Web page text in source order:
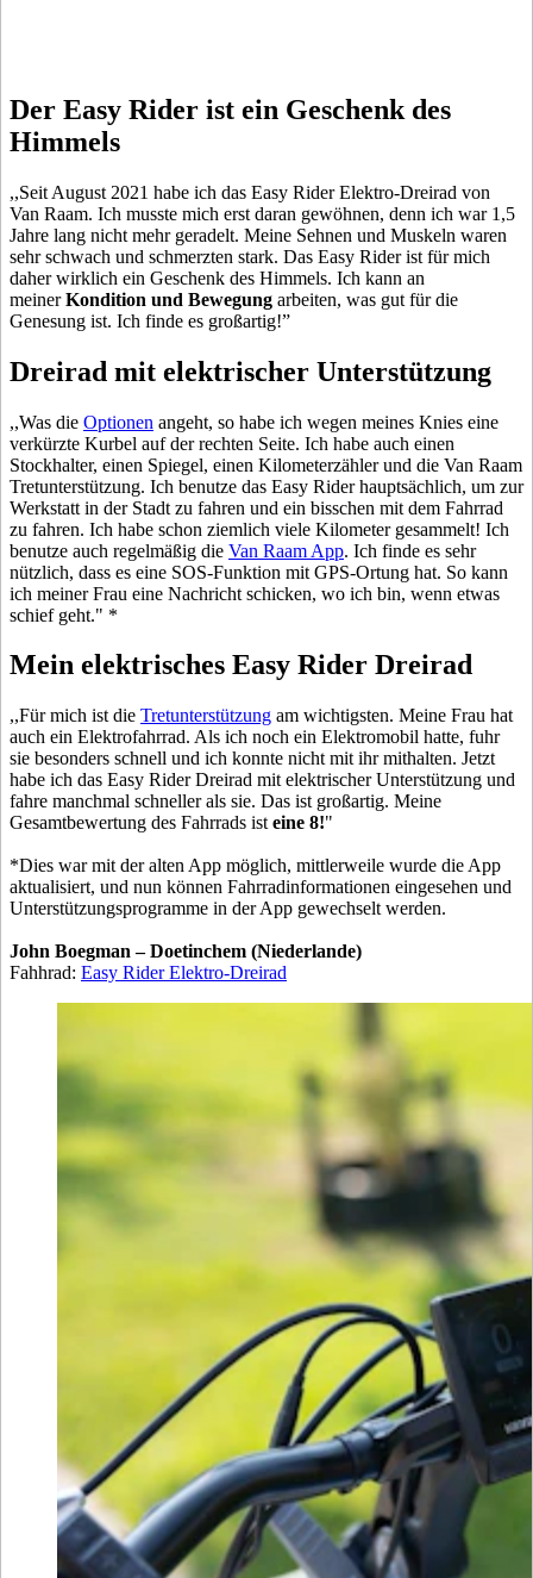
Der Easy Rider ist ein Geschenk des
Himmels
,,Seit August 2021 habe ich das Easy Rider Elektro-Dreirad von
Van Raam. Ich musste mich erst daran gewöhnen, denn ich war 1,5
Jahre lang nicht mehr geradelt. Meine Sehnen und Muskeln waren
sehr schwach und schmerzten stark. Das Easy Rider ist für mich
daher wirklich ein Geschenk des Himmels. Ich kann an
meinerKondition und Bewegung arbeiten, was gut für die
Genesung ist. Ich finde es großartig!”
Dreirad mit elektrischer Unterstützung
,,Was die Optionen angeht, so habe ich wegen meines Knies eine
verkürzte Kurbel auf der rechten Seite. Ich habe auch einen
Stockhalter, einen Spiegel, einen Kilometerzähler und die Van Raam
Tretunterstützung. Ich benutze das Easy Rider hauptsächlich, um zur
Werkstatt in der Stadt zu fahren und ein bisschen mit dem Fahrrad
zu fahren. Ich habe schon ziemlich viele Kilometer gesammelt! Ich
benutze auch regelmäßig die Van Raam App. Ich finde es sehr
nützlich, dass es eine SOS-Funktion mit GPS-Ortung hat. So kann
ich meiner Frau eine Nachricht schicken, wo ich bin, wenn etwas
schief geht." *
Mein elektrisches Easy Rider Dreirad
,,Für mich ist die Tretunterstützung am wichtigsten. Meine Frau hat
auch ein Elektrofahrrad. Als ich noch ein Elektromobil hatte, fuhr
sie besonders schnell und ich konnte nicht mit ihr mithalten. Jetzt
habe ich das Easy Rider Dreirad mit elektrischer Unterstützung und
fahre manchmal schneller als sie. Das ist großartig. Meine
Gesamtbewertung des Fahrrads ist eine 8!"
*Dies war mit der alten App möglich, mittlerweile wurde die App
aktualisiert, und nun können Fahrradinformationen eingesehen und
Unterstützungsprogramme in der App gewechselt werden.
John Boegman – Doetinchem (Niederlande)
Fahhrad: Easy Rider Elektro-Dreirad